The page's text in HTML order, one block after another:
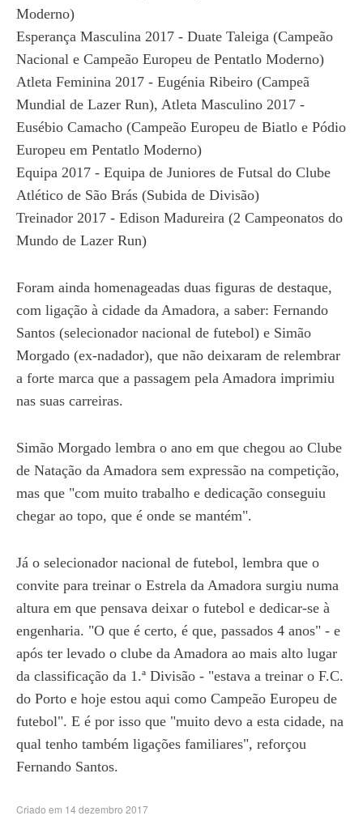
Moderno)
Esperança Masculina 2017 - Duate Taleiga (Campeão
Nacional e Campeão Europeu de Pentatlo Moderno)
Atleta Feminina 2017 - Eugénia Ribeiro (Campeã
Mundial de Lazer Run), Atleta Masculino 2017 -
Eusébio Camacho (Campeão Europeu de Biatlo e Pódio
Europeu em Pentatlo Moderno)
Equipa 2017 - Equipa de Juniores de Futsal do Clube
Atlético de São Brás (Subida de Divisão)
Treinador 2017 - Edison Madureira (2 Campeonatos do
Mundo de Lazer Run)
Foram ainda homenageadas duas figuras de destaque,
com ligação à cidade da Amadora, a saber: Fernando
Santos (selecionador nacional de futebol) e Simão
Morgado (ex-nadador), que não deixaram de relembrar
a forte marca que a passagem pela Amadora imprimiu
nas suas carreiras.
Simão Morgado lembra o ano em que chegou ao Clube
de Natação da Amadora sem expressão na competição,
mas que "com muito trabalho e dedicação conseguiu
chegar ao topo, que é onde se mantém".
Já o selecionador nacional de futebol, lembra que o
convite para treinar o Estrela da Amadora surgiu numa
altura em que pensava deixar o futebol e dedicar-se à
engenharia. "O que é certo, é que, passados 4 anos" - e
após ter levado o clube da Amadora ao mais alto lugar
da classificação da 1.ª Divisão - "estava a treinar o F.C.
do Porto e hoje estou aqui como Campeão Europeu de
futebol". E é por isso que "muito devo a esta cidade, na
qual tenho também ligações familiares", reforçou
Fernando Santos.
Criado em 14 dezembro 2017